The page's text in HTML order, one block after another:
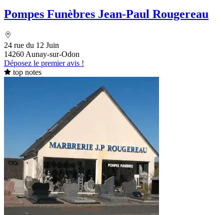
Pompes Funèbres Jean-Paul Rougereau
24 rue du 12 Juin
14260 Aunay-sur-Odon
Déposez le premier avis !
top notes